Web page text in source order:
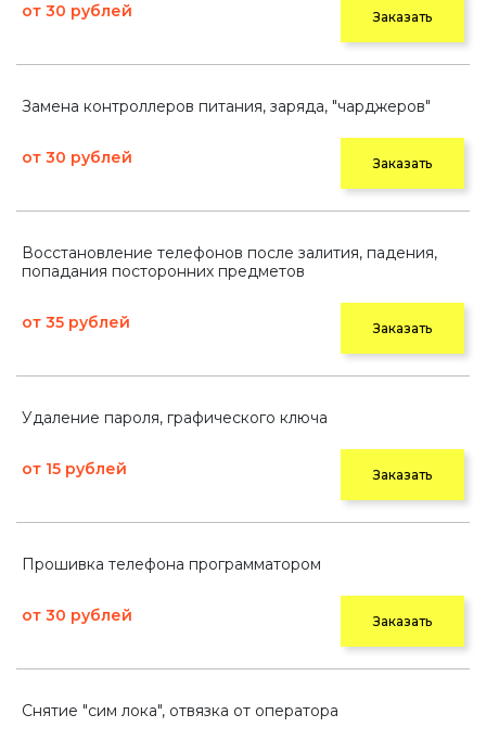
от 30 рублей Заказать
Замена контроллеров питания, заряда, "чарджеров"
от 30 рублей Заказать
Восстановление телефонов после залития, падения,
попадания посторонних предметов
от 35 рублей Заказать
Удаление пароля, графического ключа
от 15 рублей Заказать
Прошивка телефона программатором
от 30 рублей Заказать
Снятие "сим лока", отвязка от оператора